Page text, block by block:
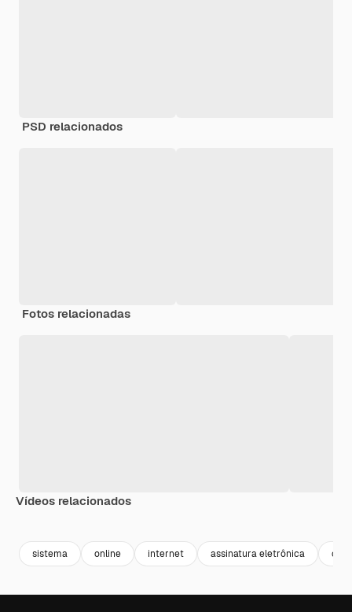
PSD relacionados
Fotos relacionadas
Vídeos relacionados
sistema online internet assinatura eletrônica